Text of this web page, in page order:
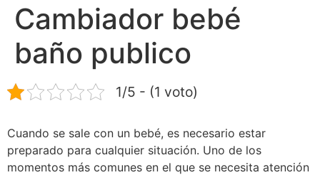
Cambiador bebé
baño publico
1/5 - (1 voto)
Cuando se sale con un bebé, es necesario estar
preparado para cualquier situación. Uno de los
momentos más comunes en el que se necesita atención